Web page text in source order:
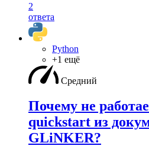
2
ответа
Python
+1 ещё
Средний
Почему не
quickstart из
GLiNKER?